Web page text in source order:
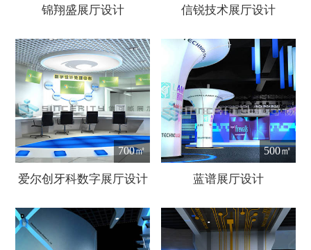
锦翔盛展厅设计 信锐技术展厅设计
700㎡
爱尔创牙科数字展厅设计
500㎡
蓝谱展厅设计